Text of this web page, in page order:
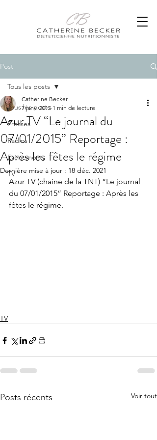
Post
Tous les posts
Presses
Radios
Evènements
TV
Tous les posts
Azur TV “Le journal du
07/01/2015” Reportage :
Après les fêtes le régime
Catherine Becker
7 janv. 2015 1 min de lecture
Dernière mise à jour : 18 déc. 2021
Azur TV (chaine de la TNT) “Le journal
du 07/01/2015” Reportage : Après les
fêtes le régime.
TV
Posts récents Voir tout